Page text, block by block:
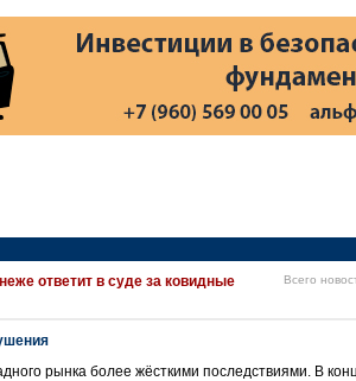
ответит в суде за ковидные
Всего
рынка более жёсткими последствиями. В